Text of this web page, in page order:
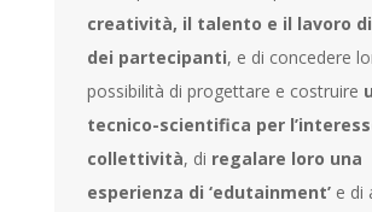
creatività, il talento e il lavoro
dei partecipanti, e di concedere
possibilità di progettare e costruire
tecnico-scientifica per
collettività, di regalare loro una
esperienza di ‘edutainment’ e di